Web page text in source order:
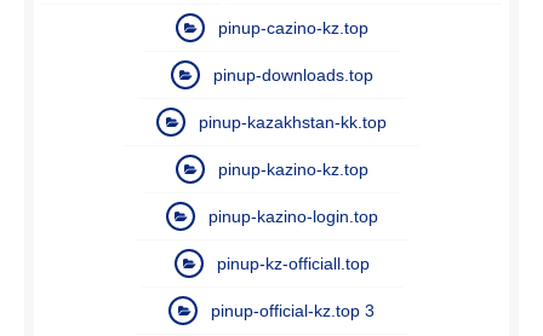
pinup-cazino-kz.top
pinup-downloads.top
pinup-kazakhstan-kk.top
pinup-kazino-kz.top
pinup-kazino-login.top
pinup-kz-officiall.top
pinup-official-kz.top 3